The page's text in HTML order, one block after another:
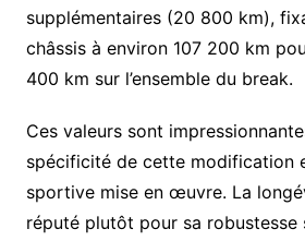
supplémentaires (20 800 km),
châssis à environ 107 200 km
400 km sur l’ensemble du break.
Ces valeurs sont
spécificité de cette modification
sportive mise en œuvre. La
réputé plutôt pour sa robustesse